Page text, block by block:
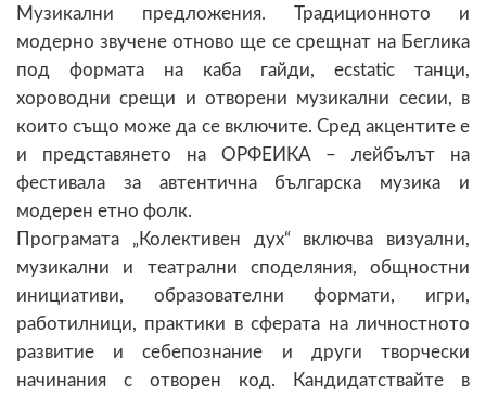
Музикални предложения. Традиционното и
модерно звучене отново ще се срещнат на Беглика
под формата на каба гайди, ecstatic танци,
хороводни срещи и отворени музикални сесии, в
които също може да се включите. Сред акцентите е
и представянето на ОРФЕИКА – лейбълът на
фестивала за автентична българска музика и
модерен етно фолк.
Програмата „Колективен дух“ включва визуални,
музикални и театрални споделяния, общностни
инициативи, образователни формати, игри,
работилници, практики в сферата на личностното
развитие и себепознание и други творчески
начинания с отворен код. Кандидатствайте в